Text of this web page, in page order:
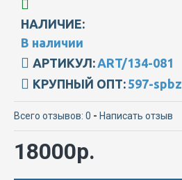
НАЛИЧИЕ:
В наличии
АРТИКУЛ: ART/134-081
КРУПНЫЙ ОПТ: 597-spbz
Всего отзывов: 0 - Написать отзыв
18000р.